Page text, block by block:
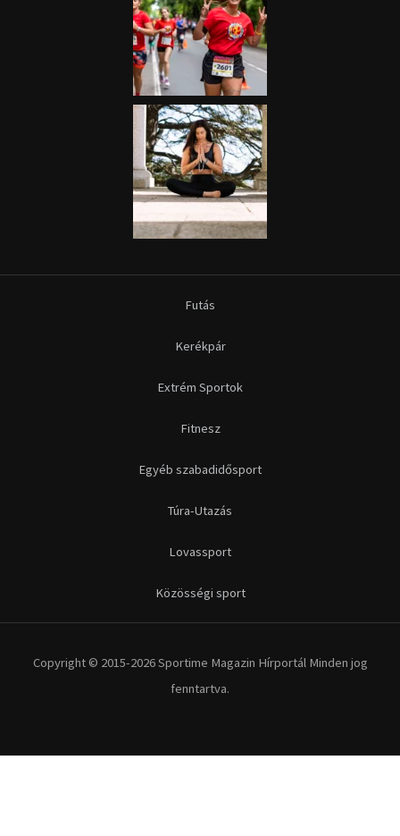
Futás
Kerékpár
Extrém Sportok
Fitnesz
Egyéb szabadidősport
Túra-Utazás
Lovassport
Közösségi sport
Copyright © 2015-2026 Sportime Magazin Hírportál Minden jog
fenntartva.